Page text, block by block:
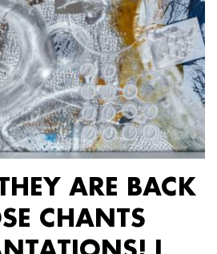
ARE BACK
CHANTS